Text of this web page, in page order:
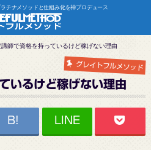
チナメソッドと仕組み化を神プロデュース
講師で資格を持っているけど稼げない理由
グレイトフルメソッド
いるけど稼げない理由